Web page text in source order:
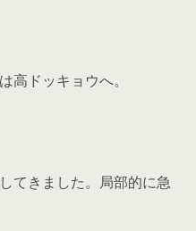
高ドッキョウへ。
てきました。局部的に急